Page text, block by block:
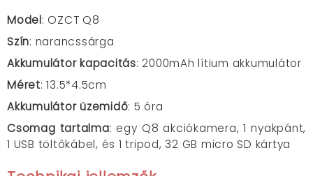
Model: OZCT Q8
Szín: narancssárga
Akkumulátor kapacitás: 2000mAh lítium akkumulátor
Méret: 13.5*4.5cm
Akkumulátor üzemidő: 5 óra
Csomag tartalma: egy Q8 akciókamera, 1 nyakpánt,
1 USB töltőkábel, és 1 tripod, 32 GB micro SD kártya